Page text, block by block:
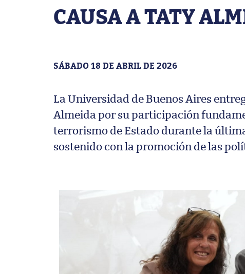
CAUSA A TATY
SÁBADO 18 DE ABRIL DE 2026
La Universidad de Buenos Aires
Almeida por su participación
terrorismo de Estado durante la
sostenido con la promoción de las